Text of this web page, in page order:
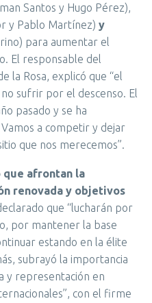
Santos y Hugo Pérez),
y Pablo Martínez) y
para aumentar el
El responsable del
la Rosa, explicó que “el
sufrir por el descenso. El
pasado y se ha
a competir y dejar
que nos merecemos”.
que afrontan la
renovada y objetivos
que “lucharán por
por mantener la base
estando en la élite
subrayó la importancia
y representación en
con el firme